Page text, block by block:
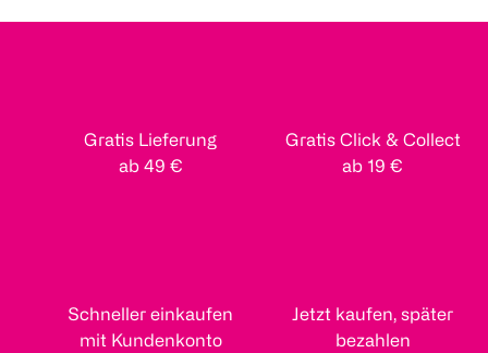
Gratis Lieferung
ab 49 €
Gratis Click & Collect
ab 19 €
Schneller einkaufen
mit Kundenkonto
Jetzt kaufen, später
bezahlen